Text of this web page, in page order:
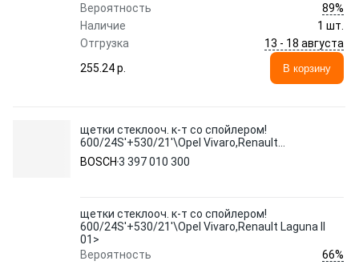
Вероятность
89%
Наличие
1 шт.
Отгрузка
13 - 18 августа
255.24 p.
В корзину
щетки стеклооч. к-т со спойлером!
600/24S'+530/21'\Opel Vivaro,Renault
Laguna II 01>
BOSCH 3 397 010 300
щетки стеклооч. к-т со спойлером!
600/24S'+530/21'\Opel Vivaro,Renault Laguna II
01>
Вероятность
66%